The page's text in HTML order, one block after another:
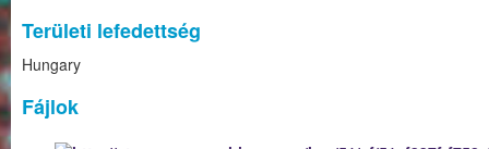
Területi lefedettség
Hungary
Fájlok